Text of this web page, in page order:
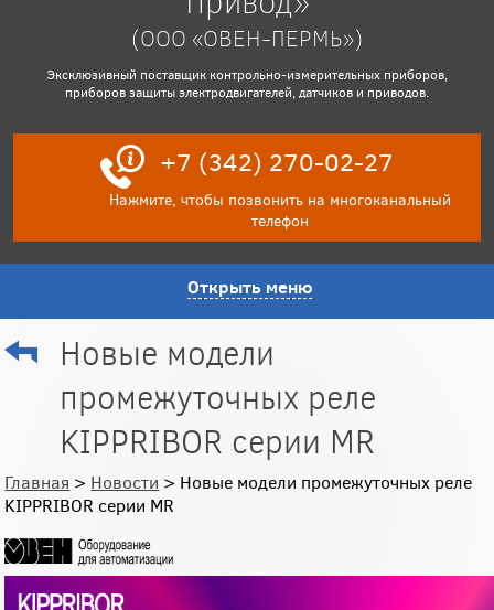
(ООО «ОВЕН-ПЕРМЬ»)
Эксклюзивный поставщик контрольно-измерительных приборов,
приборов защиты электродвигателей, датчиков и приводов.
+7 (342) 270-02-27
Нажмите, чтобы позвонить на многоканальный
телефон
Открыть меню
Новые модели
промежуточных реле
KIPPRIBOR серии MR
Главная > Новости > Новые модели промежуточных реле
KIPPRIBOR серии MR